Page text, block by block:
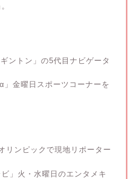
ントン」の5代目ナビゲータ
」金曜日スポーツコーナーを
リンピックで現地リポーター
ビ」火・水曜日のエンタメキ